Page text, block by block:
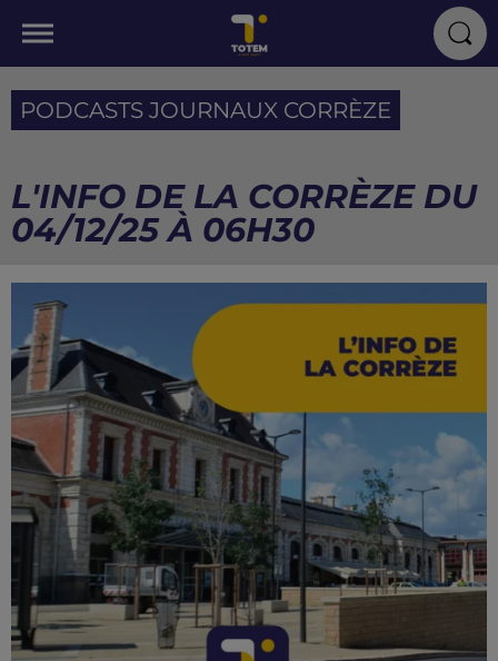
PODCASTS JOURNAUX CORRÈZE
L'INFO DE LA CORRÈZE DU
04/12/25 À 06H30